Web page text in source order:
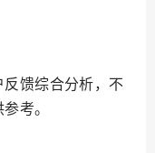
馈综合分析，不
考。